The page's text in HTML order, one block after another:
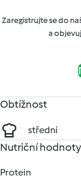
Zaregistrujte se do
a
Obtížnost
střední
Nutriční hodnoty
Protein